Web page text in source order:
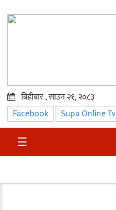
प्रमुख
समाचार
सुदुर
बिहीबार , साउन २१, २०८३
Facebook Supa Online Tv
☰